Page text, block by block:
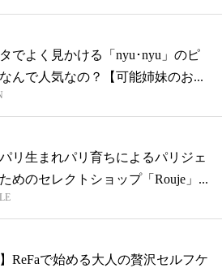
でよく見かける「nyu･nyu」のピ
んで人気なの？【可能姉妹のお...
リ生まれパリ育ちによるパリジェ
めのセレクトショップ「Rouje」...
】ReFaで始める大人の贅沢セルフケ